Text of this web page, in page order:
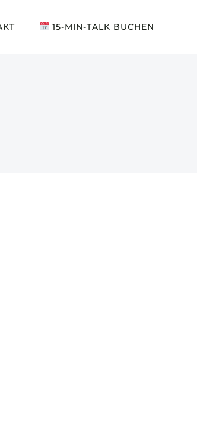
15-MIN-TALK BUCHEN